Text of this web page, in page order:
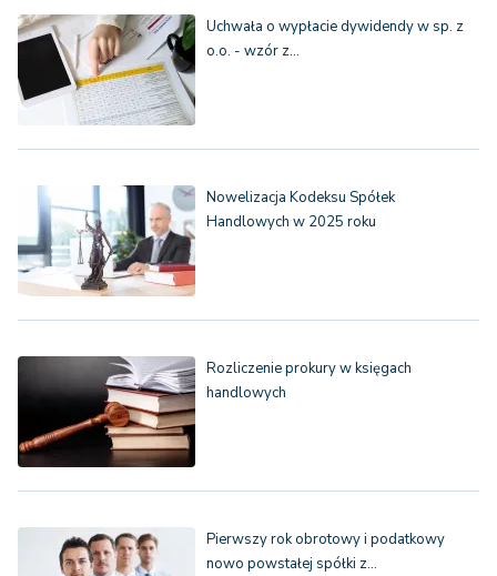
Uchwała o wypłacie dywidendy w sp. z
o.o. - wzór z…
Nowelizacja Kodeksu Spółek
Handlowych w 2025 roku
Rozliczenie prokury w księgach
handlowych
Pierwszy rok obrotowy i podatkowy
nowo powstałej spółki z…